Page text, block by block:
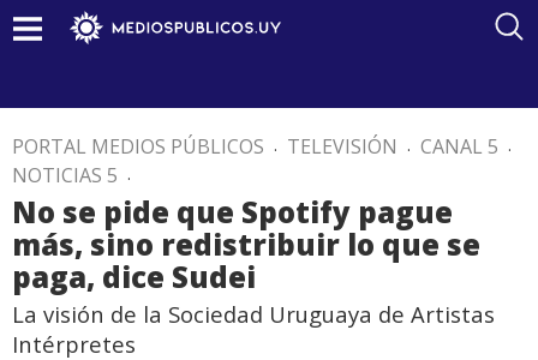
PORTAL MEDIOS PÚBLICOS . TELEVISIÓN . CANAL 5 .
NOTICIAS 5 .
No se pide que Spotify pague
más, sino redistribuir lo que se
paga, dice Sudei
La visión de la Sociedad Uruguaya de Artistas
Intérpretes